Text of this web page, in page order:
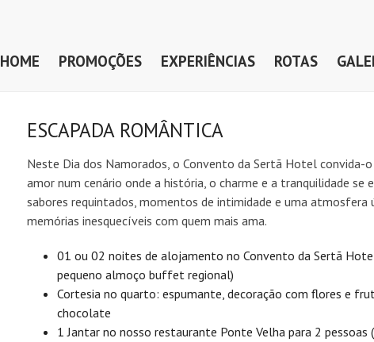
HOME PROMOÇÕES EXPERIÊNCIAS ROTAS
ESCAPADA ROMÂNTICA
Neste Dia dos Namorados, o Convento da Sertã Hotel convida-
amor num cenário onde a história, o charme e a tranquilidade se
sabores requintados, momentos de intimidade e uma atmosfera
memórias inesquecíveis com quem mais ama.
01 ou 02 noites de alojamento no Convento da Sertã
pequeno almoço buffet regional)
Cortesia no quarto: espumante, decoração com flores e
chocolate
1 Jantar no nosso restaurante Ponte Velha para 2 pessoas